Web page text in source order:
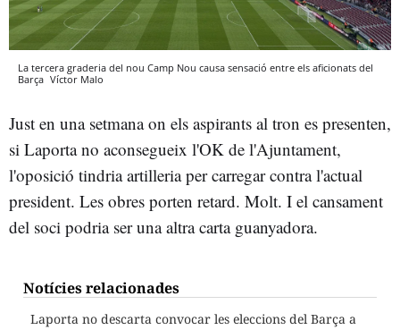
La tercera graderia del nou Camp Nou causa sensació entre els aficionats del
Barça Víctor Malo
Just en una setmana on els aspirants al tron es presenten,
si Laporta no aconsegueix l'OK de l'Ajuntament,
l'oposició tindria artilleria per carregar contra l'actual
president. Les obres porten retard. Molt. I el cansament
del soci podria ser una altra carta guanyadora.
Notícies relacionades
Laporta no descarta convocar les eleccions del Barça a